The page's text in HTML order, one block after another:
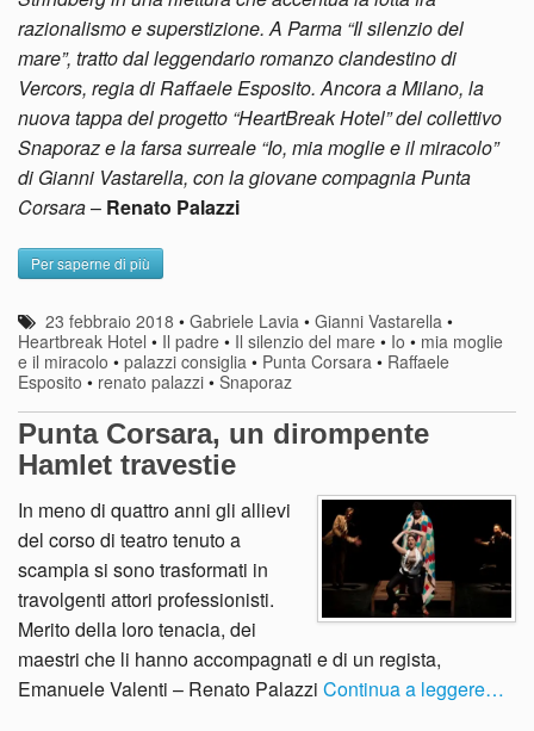
razionalismo e superstizione. A Parma “Il silenzio del
mare”, tratto dal leggendario romanzo clandestino di
Vercors, regia di Raffaele Esposito. Ancora a Milano, la
nuova tappa del progetto “HeartBreak Hotel” del collettivo
Snaporaz e la farsa surreale “Io, mia moglie e il miracolo”
di Gianni Vastarella, con la giovane compagnia Punta
Corsara– Renato Palazzi
Per saperne di più
23 febbraio 2018 •Gabriele Lavia •Gianni Vastarella •
Heartbreak Hotel • Il padre • Il silenzio del mare • Io • mia moglie
e il miracolo • palazzi consiglia • Punta Corsara • Raffaele
Esposito • renato palazzi • Snaporaz
Punta Corsara, un dirompente
Hamlet travestie
In meno di quattro anni gli allievi
del corso di teatro tenuto a
scampia si sono trasformati in
travolgenti attori professionisti.
Merito della loro tenacia, dei
maestri che li hanno accompagnati e di un regista,
Emanuele Valenti – Renato Palazzi Continua a leggere…